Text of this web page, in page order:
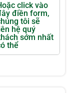
click vào
điền form,
tôi sẽ
hệ quý
sớm nhất
thể